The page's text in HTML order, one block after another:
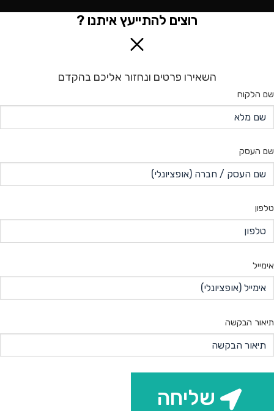
רוצים להתייעץ איתנו ?
השאירו פרטים ונחזור אליכם בהקדם
שם הלקוח
שם העסק
טלפון
אימייל
תיאור הבקשה
שליחה